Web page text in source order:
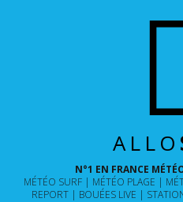
ALLO
N°1 EN FRANCE
MÉTÉO SURF
MÉTÉO PLAGE
REPORT
BOUÉES LIVE